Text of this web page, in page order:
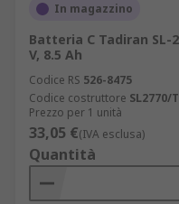
In magazzino
Batteria C Tadiran
V, 8.5 Ah
Codice RS 526-8475
Codice costruttore SL2770/T
Prezzo per 1 unità
33,05 €(IVA esclusa)
Quantità